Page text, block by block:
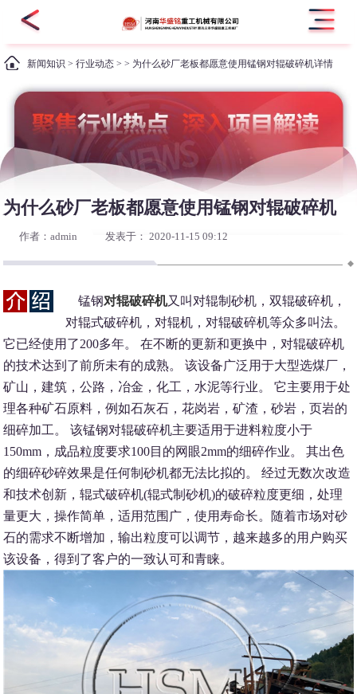
新闻知识 >行业动态 > > 为什么砂厂老板都愿意使用锰钢对辊破碎机详情
为什么砂厂老板都愿意使用锰钢对辊破碎机
作者：admin 发表于： 2020-11-15 09:12
锰钢对辊破碎机又叫对辊制砂机，双辊破碎机，
对辊式破碎机，对辊机，对辊破碎机等众多叫法。
它已经使用了200多年。 在不断的更新和更换中，对辊破碎机
的技术达到了前所未有的成熟。 该设备广泛用于大型选煤厂，
矿山，建筑，公路，冶金，化工，水泥等行业。 它主要用于处
理各种矿石原料，例如石灰石，花岗岩，矿渣，砂岩，页岩的
细碎加工。 该锰钢对辊破碎机主要适用于进料粒度小于
150mm，成品粒度要求100目的网眼2mm的细碎作业。 其出色
的细碎砂碎效果是任何制砂机都无法比拟的。 经过无数次改造
和技术创新，辊式破碎机(辊式制砂机)的破碎粒度更细，处理
量更大，操作简单，适用范围广，使用寿命长。随着市场对砂
石的需求不断增加，输出粒度可以调节，越来越多的用户购买
该设备，得到了客户的一致认可和青睐。